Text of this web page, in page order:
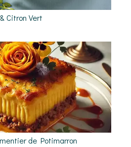
Citron Vert
de Potimarron